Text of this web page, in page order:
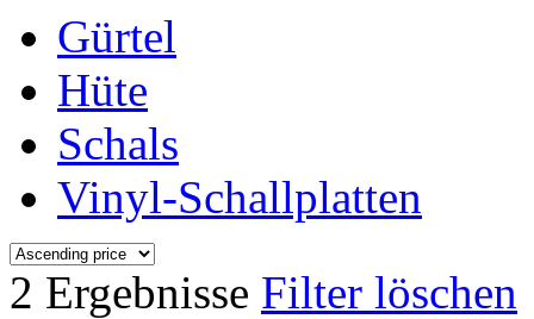
Gürtel
Hüte
Schals
Vinyl-Schallplatten
2 Ergebnisse Filter löschen